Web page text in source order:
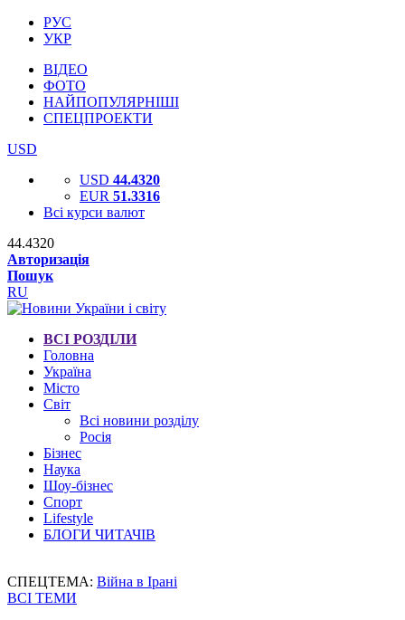
РУС
УКР
ВІДЕО
ФОТО
НАЙПОПУЛЯРНІШІ
СПЕЦПРОЕКТИ
USD
USD 44.4320
EUR 51.3316
Всі курси валют
44.4320
Авторизація
Пошук
RU
ВСІ РОЗДІЛИ
Головна
Україна
Місто
Світ
Всі новини розділу
Росія
Бізнес
Наука
Шоу-бізнес
Спорт
Lifestyle
БЛОГИ ЧИТАЧІВ
СПЕЦТЕМА: Війна в Ірані
ВСІ ТЕМИ